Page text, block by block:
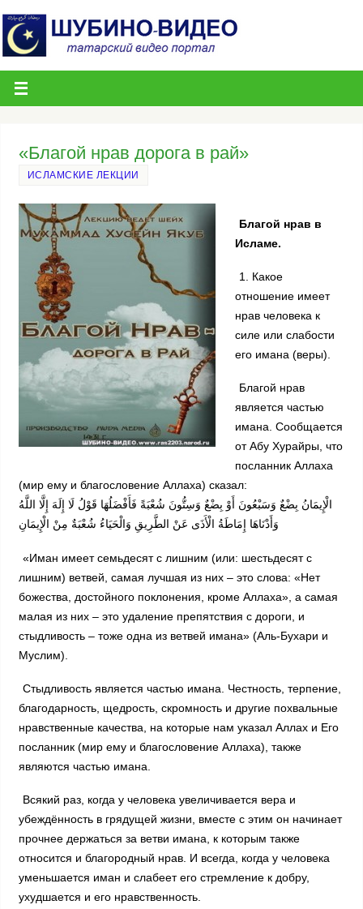
«Благой нрав дорога в рай»
ИСЛАМСКИЕ ЛЕКЦИИ
Благой нрав в
Исламе.
1. Какое
отношение имеет
нрав человека к
силе или слабости
его имана (веры).
Благой нрав
является частью
имана. Сообщается
от Абу Хурайры, что
посланник Аллаха
(мир ему и благословение Аллаха) сказал:
الْإِيمَانُ بِضْعٌ وَسَبْعُونَ أَوْ بِضْعٌ وَسِتُّونَ شُعْبَةً فَأَفْضَلُهَا قَوْلُ لَا إِلَهَ إِلَّا اللَّهُ
وَأَدْنَاهَا إِمَاطَةُ الْأَذَى عَنْ الطَّرِيقِ وَالْحَيَاءُ شُعْبَةٌ مِنْ الْإِيمَانِ
«Иман имеет семьдесят с лишним (или: шестьдесят с
лишним) ветвей, самая лучшая из них – это слова: «Нет
божества, достойного поклонения, кроме Аллаха», а самая
малая из них – это удаление препятствия с дороги, и
стыдливость – тоже одна из ветвей имана» (Аль-Бухари и
Муслим).
Стыдливость является частью имана. Честность, терпение,
благодарность, щедрость, скромность и другие похвальные
нравственные качества, на которые нам указал Аллах и Его
посланник (мир ему и благословение Аллаха), также
являются частью имана.
Всякий раз, когда у человека увеличивается вера и
убеждённость в грядущей жизни, вместе с этим он начинает
прочнее держаться за ветви имана, к которым также
относится и благородный нрав. И всегда, когда у человека
уменьшается иман и слабеет его стремление к добру,
ухудшается и его нравственность.